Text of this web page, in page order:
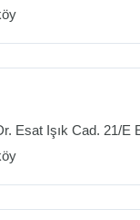
Esat Işık Cad. 21/E